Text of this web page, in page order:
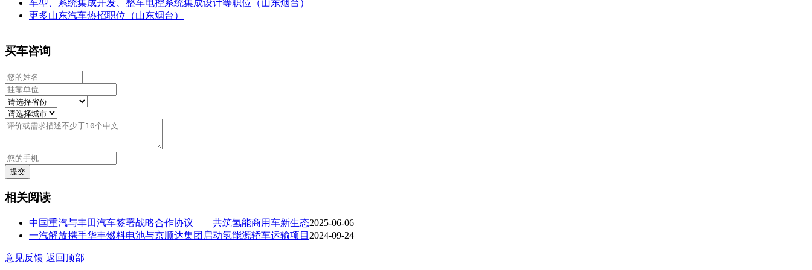
车型、系统集成开发、整车电控系统集成设计等职位（山东烟台）
更多山东汽车热招职位（山东烟台）
买车咨询
相关阅读
中国重汽与丰田汽车签署战略合作协议——共筑氢能商用车新生态2025-06-06
一汽解放携手华丰燃料电池与京顺达集团启动氢能源轿车运输项目 2024-09-24
意见反馈 返回顶部